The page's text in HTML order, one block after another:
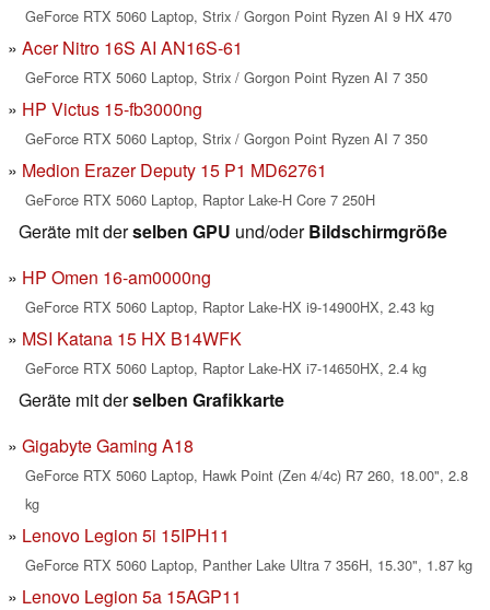
GeForce RTX 5060 Laptop, Strix / Gorgon Point Ryzen AI 9 HX 470
Acer Nitro 16S AI AN16S-61
GeForce RTX 5060 Laptop, Strix / Gorgon Point Ryzen AI 7 350
HP Victus 15-fb3000ng
GeForce RTX 5060 Laptop, Strix / Gorgon Point Ryzen AI 7 350
Medion Erazer Deputy 15 P1 MD62761
GeForce RTX 5060 Laptop, Raptor Lake-H Core 7 250H
Geräte mit derselben GPU und/oderBildschirmgröße
HP Omen 16-am0000ng
GeForce RTX 5060 Laptop, Raptor Lake-HX i9-14900HX, 2.43 kg
MSI Katana 15 HX B14WFK
GeForce RTX 5060 Laptop, Raptor Lake-HX i7-14650HX, 2.4 kg
Geräte mit derselben Grafikkarte
Gigabyte Gaming A18
GeForce RTX 5060 Laptop, Hawk Point (Zen 4/4c) R7 260, 18.00", 2.8
kg
Lenovo Legion 5i 15IPH11
GeForce RTX 5060 Laptop, Panther Lake Ultra 7 356H, 15.30", 1.87 kg
Lenovo Legion 5a 15AGP11